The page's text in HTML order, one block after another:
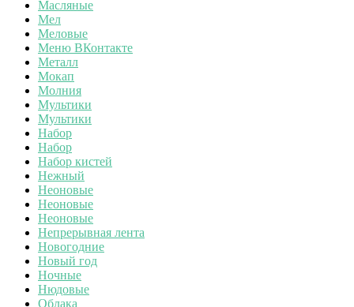
Масляные
Мел
Меловые
Меню ВКонтакте
Металл
Мокап
Молния
Мультики
Мультики
Набор
Набор
Набор кистей
Нежный
Неоновые
Неоновые
Неоновые
Непрерывная лента
Новогодние
Новый год
Ночные
Нюдовые
Облака